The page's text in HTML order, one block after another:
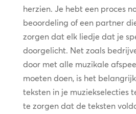
herzien. Je hebt een proces
beoordeling of een partner
zorgen dat elk liedje dat je
doorgelicht. Net zoals
door met alle muzikale
moeten doen, is het
teksten in je muziekselecties
te zorgen dat de teksten